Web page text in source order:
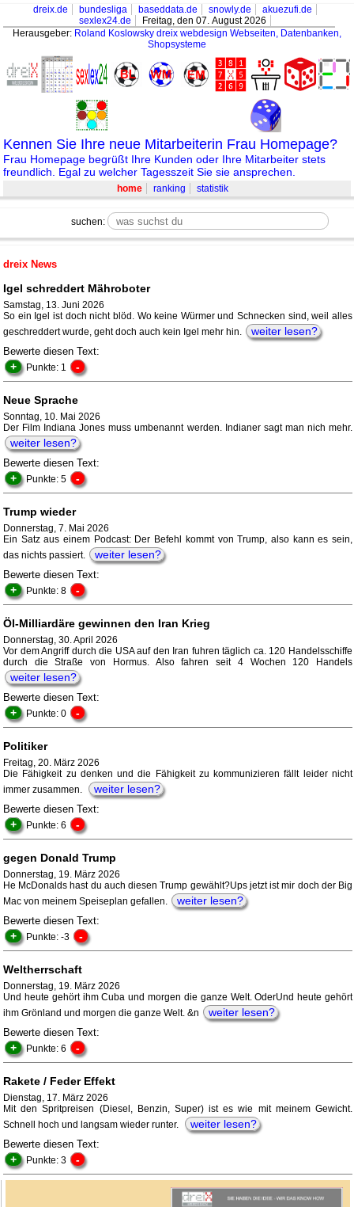
dreix.de bundesliga baseddata.de snowly.de
akuezufi.de
sexlex24.de
Freitag, den 07. August 2026
Herausgeber: Roland Koslowsky dreix webdesign Webseiten, Datenbanken,
Shopsysteme
Kennen Sie Ihre neue Mitarbeiterin Frau Homepage?
Frau Homepage begrüßt Ihre Kunden oder Ihre Mitarbeiter stets
freundlich. Egal zu welcher Tagesszeit Sie sie ansprechen.
home ranking statistik
suchen:
dreix News
Igel schreddert Mähroboter
Samstag, 13. Juni 2026
So ein Igel ist doch nicht blöd. Wo keine Würmer und Schnecken sind, weil alles
geschreddert wurde, geht doch auch kein Igel mehr hin.
weiter lesen?
Bewerte diesen Text:
+ Punkte: 1 -
Neue Sprache
Sonntag, 10. Mai 2026
Der Film Indiana Jones muss umbenannt werden. Indianer sagt man nich mehr.
weiter lesen?
Bewerte diesen Text:
+ Punkte: 5 -
Trump wieder
Donnerstag, 7. Mai 2026
Ein Satz aus einem Podcast: Der Befehl kommt von Trump, also kann es sein,
das nichts passiert.
weiter lesen?
Bewerte diesen Text:
+ Punkte: 8 -
Öl-Milliardäre gewinnen den Iran Krieg
Donnerstag, 30. April 2026
Vor dem Angriff durch die USA auf den Iran fuhren täglich ca. 120 Handelsschiffe
durch die Straße von Hormus. Also fahren seit 4 Wochen 120 Handels
weiter lesen?
Bewerte diesen Text:
+ Punkte: 0 -
Politiker
Freitag, 20. März 2026
Die Fähigkeit zu denken und die Fähigkeit zu kommunizieren fällt leider nicht
immer zusammen.
weiter lesen?
Bewerte diesen Text:
+ Punkte: 6 -
gegen Donald Trump
Donnerstag, 19. März 2026
He McDonalds hast du auch diesen Trump gewählt?Ups jetzt ist mir doch der Big
Mac von meinem Speiseplan gefallen.
weiter lesen?
Bewerte diesen Text:
+ Punkte: -3 -
Weltherrschaft
Donnerstag, 19. März 2026
Und heute gehört ihm Cuba und morgen die ganze Welt. OderUnd heute gehört
ihm Grönland und morgen die ganze Welt. &n
weiter lesen?
Bewerte diesen Text:
+ Punkte: 6 -
Rakete / Feder Effekt
Dienstag, 17. März 2026
Mit den Spritpreisen (Diesel, Benzin, Super) ist es wie mit meinem Gewicht.
Schnell hoch und langsam wieder runter.
weiter lesen?
Bewerte diesen Text:
+ Punkte: 3 -